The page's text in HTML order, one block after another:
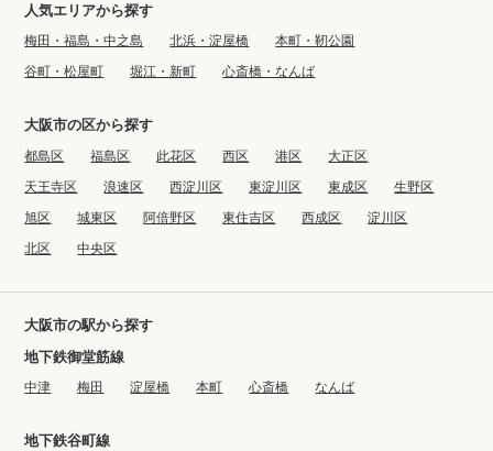
人気エリアから探す
梅田・福島・中之島 北浜・淀屋橋
本町・靭公園
谷町・松屋町
堀江・新町 心斎橋・なんば
大阪市の区から探す
都島区 福島区 此花区 西区 港区
大正区
天王寺区
浪速区 西淀川区 東淀川区 東成区
生野区
旭区
城東区 阿倍野区 東住吉区 西成区
淀川区
北区
中央区
大阪市の駅から探す
地下鉄御堂筋線
中津 梅田 淀屋橋 本町 心斎橋 なんば
地下鉄谷町線